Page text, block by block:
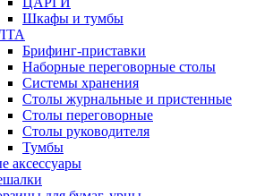
Шкафы и тумбы
Брифинг-приставки
Наборные переговорные столы
Системы хранения
Столы журнальные и пристенные
Столы переговорные
Столы руководителя
Тумбы
аксессуары